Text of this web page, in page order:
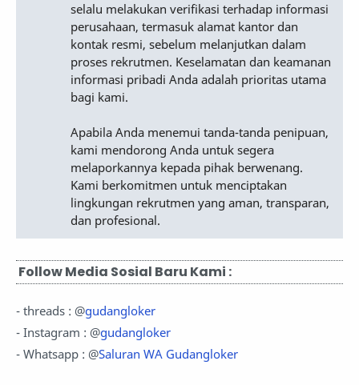
selalu melakukan verifikasi terhadap informasi
perusahaan, termasuk alamat kantor dan
kontak resmi, sebelum melanjutkan dalam
proses rekrutmen. Keselamatan dan keamanan
informasi pribadi Anda adalah prioritas utama
bagi kami.
Apabila Anda menemui tanda-tanda penipuan,
kami mendorong Anda untuk segera
melaporkannya kepada pihak berwenang.
Kami berkomitmen untuk menciptakan
lingkungan rekrutmen yang aman, transparan,
dan profesional.
Follow Media Sosial Baru Kami :
- threads : @gudangloker
- Instagram : @gudangloker
- Whatsapp : @Saluran WA Gudangloker